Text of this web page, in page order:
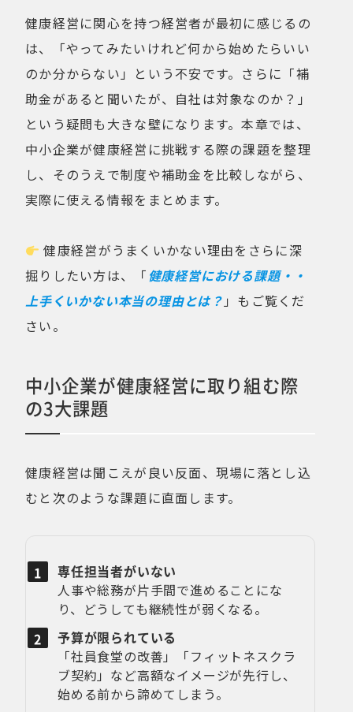
健康経営に関心を持つ経営者が最初に感じるの
は、「やってみたいけれど何から始めたらいい
のか分からない」という不安です。さらに「補
助金があると聞いたが、自社は対象なのか？」
という疑問も大きな壁になります。本章では、
中小企業が健康経営に挑戦する際の課題を整理
し、そのうえで制度や補助金を比較しながら、
実際に使える情報をまとめます。
健康経営がうまくいかない理由をさらに深
掘りしたい方は、「 健康経営における課題・・
上手くいかない本当の理由とは？ 」もご覧くだ
さい。
中小企業が健康経営に取り組む際
の3大課題
健康経営は聞こえが良い反面、現場に落とし込
むと次のような課題に直面します。
専任担当者がいない
人事や総務が片手間で進めることにな
り、どうしても継続性が弱くなる。
予算が限られている
「社員食堂の改善」「フィットネスクラ
ブ契約」など高額なイメージが先行し、
始める前から諦めてしまう。